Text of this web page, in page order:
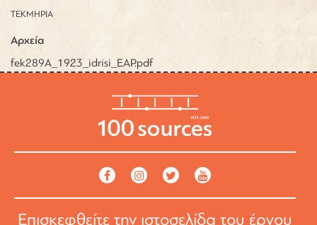
ΤΕΚΜΗΡΙΑ
Αρχεία
fek289A_1923_idrisi_EAP.pdf
Επισκεφθείτε την ιστοσελίδα του έργου